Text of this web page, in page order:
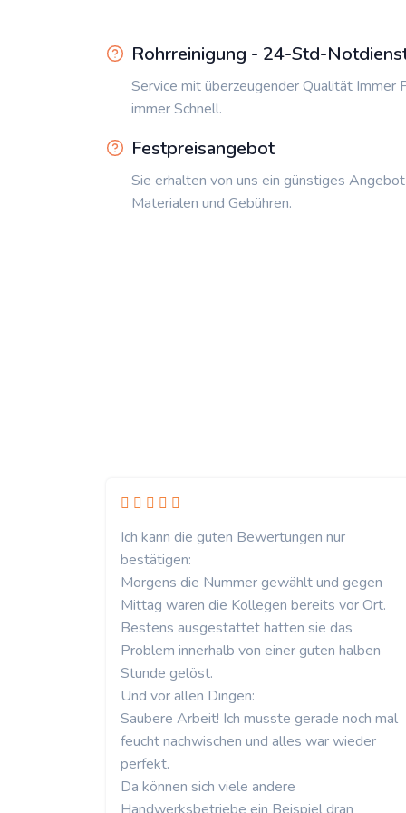
Rohrreinigung - 24-Std-
Service mit überzeugender Qualität Immer
immer Schnell.
Festpreisangebot
Sie erhalten von uns ein günstiges
Materialen und Gebühren.
Ich kann die guten Bewertungen nur
bestätigen:
Morgens die Nummer gewählt und gegen
Mittag waren die Kollegen bereits vor Ort.
Bestens ausgestattet hatten sie das
Problem innerhalb von einer guten halben
Stunde gelöst.
Und vor allen Dingen:
Saubere Arbeit! Ich musste gerade noch mal
feucht nachwischen und alles war wieder
perfekt.
Da können sich viele andere